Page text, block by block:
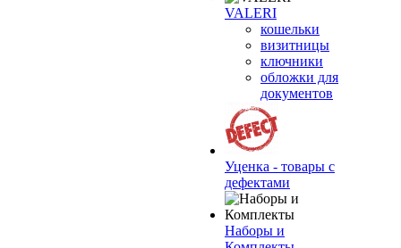
VALERI
кошельки
визитницы
ключники
обложки для
документов
Уценка - товары с
дефектами
Наборы и